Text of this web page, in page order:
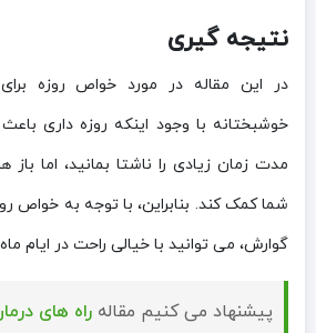
نتیجه گیری
در این مقاله در مورد خواص روزه
خوشبختانه با وجود اینکه روزه داری
مدت زمان زیادی را ناشتا بمانید، اما
شما کمک کند. بنابراین، با توجه به خواص
گوارش، می توانید با خیالی راحت در ایام
پیشنهاد می کنیم مقاله راه های